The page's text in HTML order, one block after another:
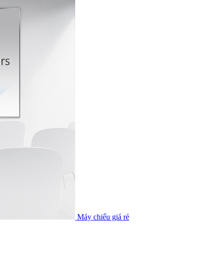
Máy chiếu giá rẻ